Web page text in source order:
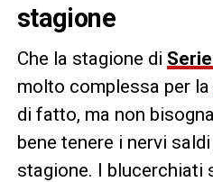
stagione
Che la stagione di
molto complessa per la
di fatto, ma non
bene tenere i nervi
stagione. I blucerchiati